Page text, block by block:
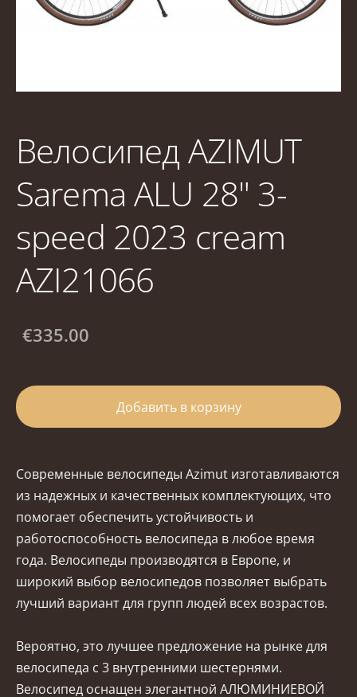
Велосипед AZIMUT
Sarema ALU 28" 3-
speed 2023 cream
AZI21066
€335.00
Добавить в корзину
Современные велосипеды Azimut изготавливаются
из надежных и качественных комплектующих, что
помогает обеспечить устойчивость и
работоспособность велосипеда в любое время
года. Велосипеды производятся в Европе, и
широкий выбор велосипедов позволяет выбрать
лучший вариант для групп людей всех возрастов.
Вероятно, это лучшее предложение на рынке для
велосипеда с 3 внутренними шестернями.
Велосипед оснащен элегантной АЛЮМИНИЕВОЙ